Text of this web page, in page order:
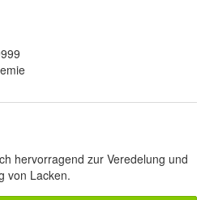
hervorragend zur Veredelung und
von Lacken.